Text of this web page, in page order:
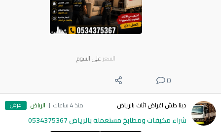
السعر على السوم
0
دينا طش اغراض اثاث بالرياض منذ 4 ساعات الرياض عرض
شراء مكيفات ومطابخ مستعملة بالرياض 0534375367